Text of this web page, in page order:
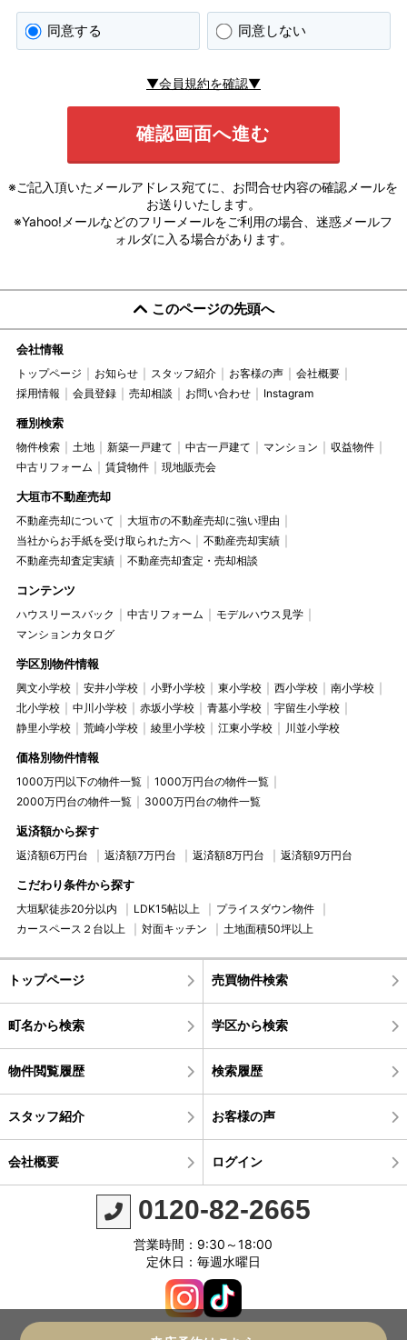
同意する 同意しない
▼会員規約を確認▼
※ご記入頂いたメールアドレス宛てに、お問合せ内容の確認メールを
お送りいたします。
※Yahoo!メールなどのフリーメールをご利用の場合、迷惑メールフ
ォルダに入る場合があります。
このページの先頭へ
会社情報
トップページ お知らせ スタッフ紹介 お客様の声
会社概要
採用情報
会員登録 売却相談 お問い合わせ Instagram
種別検索
物件検索 土地 新築一戸建て 中古一戸建て マンション
収益物件
中古リフォーム
賃貸物件 現地販売会
大垣市不動産売却
不動産売却について
大垣市の不動産売却に強い理由
当社からお手紙を受け取られた方へ
不動産売却実績
不動産売却査定実績
不動産売却査定・売却相談
コンテンツ
ハウスリースバック 中古リフォーム
モデルハウス見学
マンションカタログ
学区別物件情報
興文小学校 安井小学校 小野小学校 東小学校 西小学校
南小学校
北小学校
中川小学校 赤坂小学校 青墓小学校
宇留生小学校
静里小学校
荒崎小学校 綾里小学校 江東小学校 川並小学校
価格別物件情報
1000万円以下の物件一覧
1000万円台の物件一覧
2000万円台の物件一覧
3000万円台の物件一覧
返済額から探す
返済額6万円台 返済額7万円台 返済額8万円台 返済額9万円台
こだわり条件から探す
大垣駅徒歩20分以内 LDK15帖以上
プライスダウン物件
カースペース２台以上
対面キッチン 土地面積50坪以上
トップページ 売買物件検索
町名から検索 学区から検索
物件閲覧履歴 検索履歴
スタッフ紹介 お客様の声
会社概要 ログイン
0120-82-2665
営業時間：9:30～18:00
定休日：毎週水曜日